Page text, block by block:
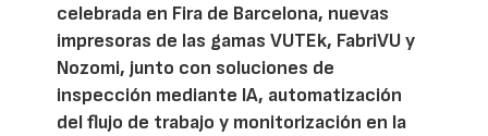
celebrada en Fira de Barcelona, nuevas
impresoras de las gamas VUTEk, FabriVU y
Nozomi, junto con soluciones de
inspección mediante IA, automatización
del flujo de trabajo y monitorización en la